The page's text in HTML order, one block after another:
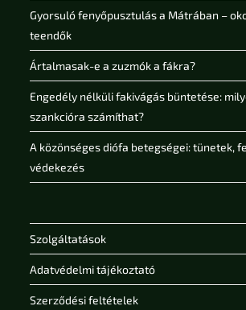
Gyorsuló fenyőpusztulás a Mátrában –
teendők
Ártalmasak-e a zuzmók a fákra?
Engedély nélküli fakivágás büntetése:
szankcióra számíthat?
A közönséges diófa betegségei: tünetek,
védekezés
Szolgáltatások
Adatvédelmi tájékoztató
Szerződési feltételek